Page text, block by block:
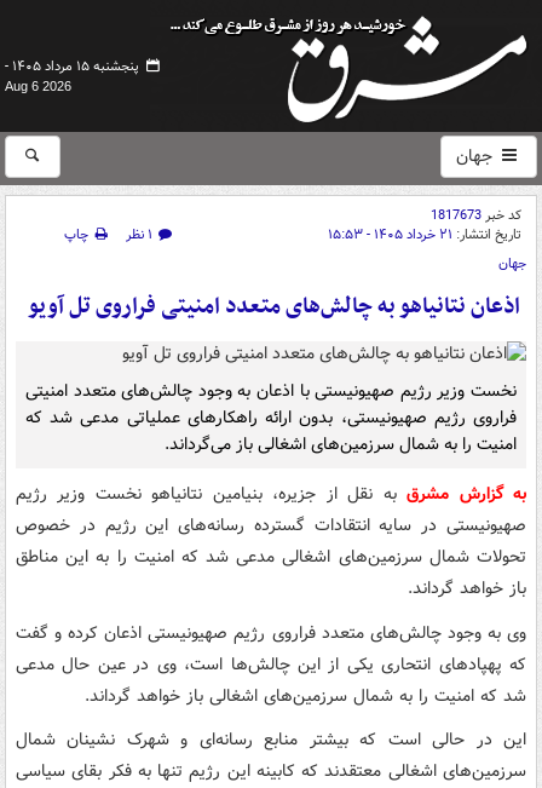
پنجشنبه ۱۵ مرداد ۱۴۰۵ -
Aug 6 2026
جهان
کد خبر1817673
تاریخ انتشار: ۲۱ خرداد ۱۴۰۵ - ۱۵:۵۳ ۱ نظر
چاپ
جهان
اذعان نتانیاهو به چالش‌های متعدد امنیتی فراروی تل آویو
نخست وزیر رژیم صهیونیستی با اذعان به وجود چالش‌های متعدد امنیتی
فراروی رژیم صهیونیستی، بدون ارائه راهکارهای عملیاتی مدعی شد که
امنیت را به شمال سرزمین‌های اشغالی باز می‌گرداند.
به گزارش مشرقبه نقل از جزیره، بنیامین نتانیاهو نخست وزیر رژیم
صهیونیستی در سایه انتقادات گسترده رسانه‌های این رژیم در خصوص
تحولات شمال سرزمین‌های اشغالی مدعی شد که امنیت را به این مناطق
باز خواهد گرداند.
وی به وجود چالش‌های متعدد فراروی رژیم صهیونیستی اذعان کرده و گفت
که پهپادهای انتحاری یکی از این چالش‌ها است، وی در عین حال مدعی
شد که امنیت را به شمال سرزمین‌های اشغالی باز خواهد گرداند.
این در حالی است که بیشتر منابع رسانه‌ای و شهرک نشینان شمال
سرزمین‌های اشغالی معتقدند که کابینه این رژیم تنها به فکر بقای سیاسی